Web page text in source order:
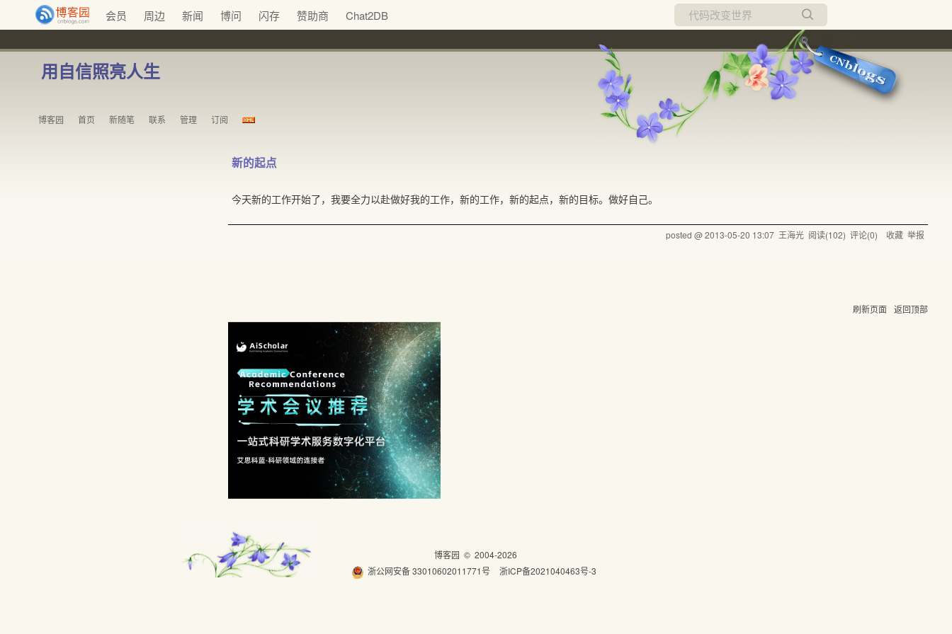
会员 周边 新闻 博问 闪存 赞助商 Chat2DB
所有博客
当前博客
用自信照亮人生
博客园 首页 新随笔 联系 管理 订阅
新的起点
今天新的工作开始了，我要全力以赴做好我的工作，新的工作，新的起点，新的目标。做好自己。
posted @2013-05-20 13:07 王海光 阅读(102) 评论(0) 收藏 举报
刷新页面 返回顶部
博客园 © 2004-2026
浙公网安备 33010602011771号
浙ICP备2021040463号-3